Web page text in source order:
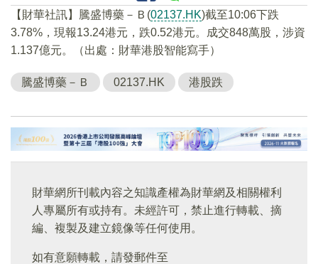
【財華社訊】騰盛博藥－Ｂ(02137.HK)截至10:06下跌
3.78%，現報13.24港元，跌0.52港元。成交848萬股，涉資
1.137億元。（出處：財華港股智能寫手）
騰盛博藥－Ｂ 02137.HK 港股跌
財華網所刊載內容之知識產權為財華網及相關權利
人專屬所有或持有。未經許可，禁止進行轉載、摘
編、複製及建立鏡像等任何使用。
如有意願轉載，請發郵件至